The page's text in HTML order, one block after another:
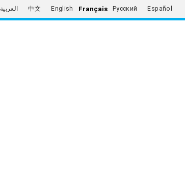
العربية 中文 English Français Русский Español